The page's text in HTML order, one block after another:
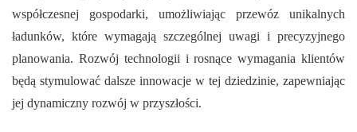
współczesnej gospodarki, umożliwiając przewóz unikalnych
ładunków, które wymagają szczególnej uwagi i precyzyjnego
planowania. Rozwój technologii i rosnące wymagania klientów
będą stymulować dalsze innowacje w tej dziedzinie, zapewniając
jej dynamiczny rozwój w przyszłości.